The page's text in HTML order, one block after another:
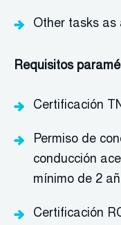
Other tasks as
Requisitos
Certificación
Permiso de
conducción
mínimo de 2
Certificación